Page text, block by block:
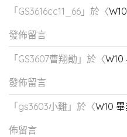
「 GS3616cc11_66 」於〈
發佈留言
「 GS3607曹翔勛 」於〈W10
發佈留言
「 gs3603小雞 」於〈W10
佈留言